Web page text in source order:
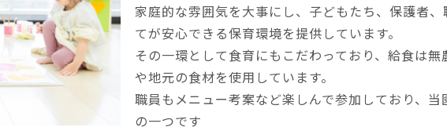
家庭的な雰囲気を大事にし、子どもたち、保護者、
てが安心できる保育環境を提供しています。
その一環として食育にもこだわっており、給食は無
や地元の食材を使用しています。
職員もメニュー考案など楽しんで参加しており、当
の一つです